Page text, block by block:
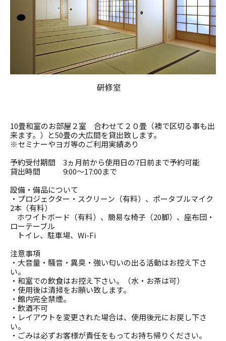
研修室
10畳和室のお部屋２室 合わせて２０畳（襖で区切る事も出
来ます。）と50畳の大広間を貸出致します。
※セミナーやヨガ等のご利用実績あり
予約受付期間 3ヵ月前から使用日の7日前まで予約可能
貸出時間 9:00～17:00まで
設備・備品について
・プロジェクター・スクリーン（有料）、ポータブルマイク
2本（有料）
ホワイトボード（有料）、簡易な椅子（20脚）、座布団・
ローテーブル
トイレ、駐車場、 Wi-Fi
注意事項
・大音量・騒音・異臭・強い匂いの出る活動はお控え下さ
い。
・和室での飲食はお控え下さい。（水・お茶は可）
・使用後は清掃をお願い致します。
・館内完全禁煙。
・飲酒不可
・レイアウトを変更された場合は、使用後元にお戻し下さ
い。
・ごみは必ずお客様が責任をもってお持ち帰りください。